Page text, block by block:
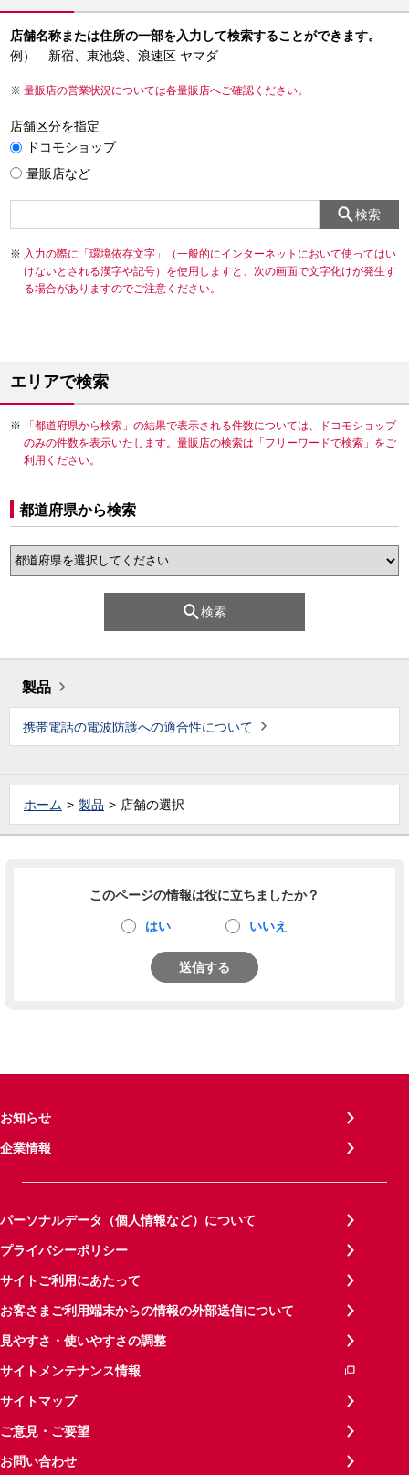
店舗名称または住所の一部を入力して検索することができます。
例） 新宿、東池袋、浪速区 ヤマダ
量販店の営業状況については各量販店へご確認ください。
店舗区分を指定
ドコモショップ
量販店など
検索
入力の際に「環境依存文字」（一般的にインターネットにおいて使ってはい
けないとされる漢字や記号）を使用しますと、次の画面で文字化けが発生す
る場合がありますのでご注意ください。
エリアで検索
「都道府県から検索」の結果で表示される件数については、ドコモショップ
のみの件数を表示いたします。量販店の検索は「フリーワードで検索」をご
利用ください。
都道府県から検索
検索
製品
携帯電話の電波防護への適合性について
ホーム 製品 店舗の選択
このページの情報は役に立ちましたか？
はい いいえ
送信する
お知らせ
企業情報
パーソナルデータ（個人情報など）について
プライバシーポリシー
サイトご利用にあたって
お客さまご利用端末からの情報の外部送信について
見やすさ・使いやすさの調整
サイトメンテナンス情報
サイトマップ
ご意見・ご要望
お問い合わせ